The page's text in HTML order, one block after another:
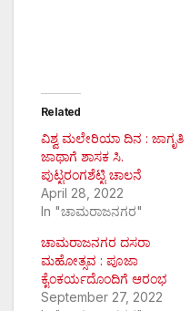
Related
ವಿಶ್ವ ಮಲೇರಿಯಾ ದಿನ : ಜಾಗೃತಿ
ಜಾಥಾಗೆ ಶಾಸಕ ಸಿ.
ಪುಟ್ಟರಂಗಶೆಟ್ಟಿ ಚಾಲನೆ
April 28, 2022
In "ಚಾಮರಾಜನಗರ"
ಚಾಮರಾಜನಗರ ದಸರಾ
ಮಹೋತ್ಸವ : ಪೂಜಾ
ಕೈಂಕರ್ಯದೊಂದಿಗೆ ಆರಂಭ
September 27, 2022